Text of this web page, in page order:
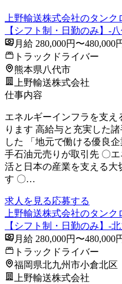
上野輸送株式会社のタンク
【シフト制・日勤のみ】-
月給 280,000円〜480,000
トラックドライバー
熊本県八代市
上野輸送株式会社
仕事内容
エネルギーインフラを支
ります 高給与と充実した
した 「地元で働ける優良
手石油元売りが取引先 〇
活と日本の産業を支える
す 〇…
求人を見る応募する
上野輸送株式会社のタンク
【シフト制・日勤のみ】-
月給 280,000円〜480,000
トラックドライバー
福岡県北九州市小倉北区
上野輸送株式会社